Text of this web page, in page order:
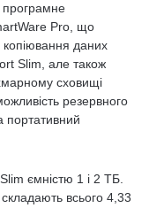
програмне
Pro, що
копіювання даних
Slim, але також
сховищі
резервного
портативний
ємністю 1 і 2 ТБ.
всього 4,33